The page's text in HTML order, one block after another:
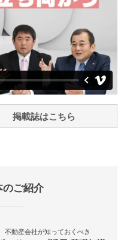
掲載誌はこちら
のご紹介
不動産会社が知っておくべき